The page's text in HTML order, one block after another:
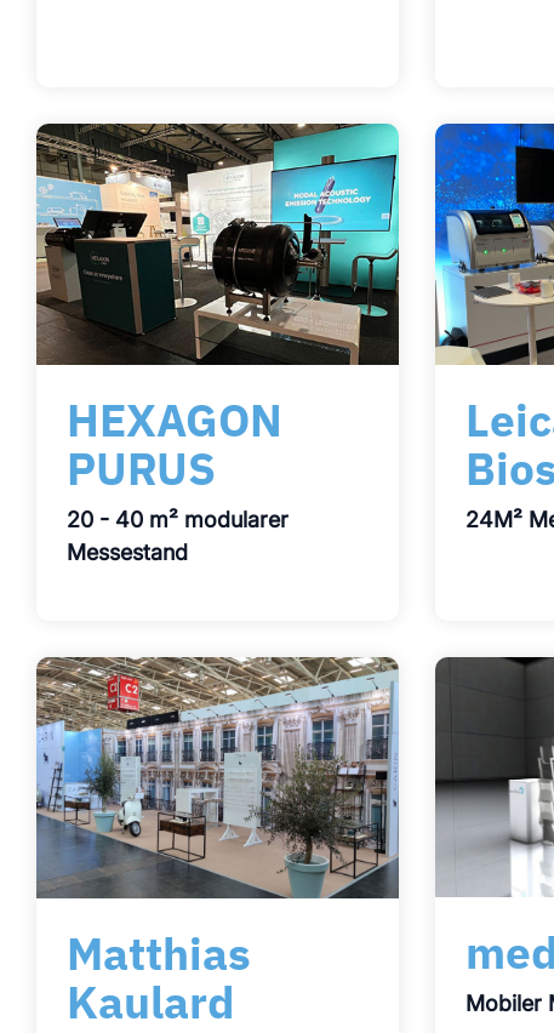
HEXAGON
PURUS
20 - 40 m² modularer
Messestand
24M²
Matthias
Kaulard
Mobiler